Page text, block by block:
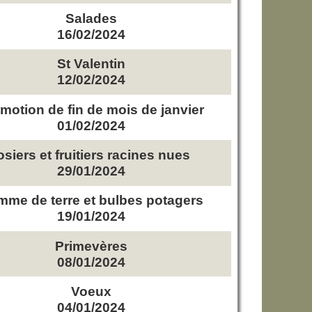
Salades
16/02/2024
St Valentin
12/02/2024
de fin de mois de janvier
01/02/2024
et fruitiers racines nues
29/01/2024
de terre et bulbes potagers
19/01/2024
Primevères
08/01/2024
Voeux
04/01/2024